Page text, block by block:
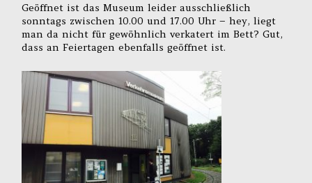
Geöffnet ist das Museum leider ausschließlich
sonntags zwischen 10.00 und 17.00 Uhr – hey, liegt
man da nicht für gewöhnlich verkatert im Bett? Gut,
dass an Feiertagen ebenfalls geöffnet ist.